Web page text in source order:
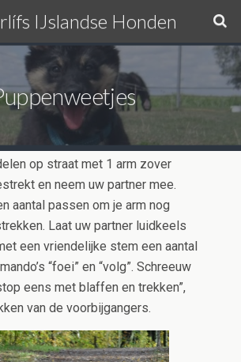
IJslandse Honden
op straat met 1 arm zover
en neem uw partner mee.
aantal passen om je arm nog
Laat uw partner luidkeels
een vriendelijke stem een aantal
“foei” en “volg”. Schreeuw
eens met blaffen en trekken”,
van de voorbijgangers.